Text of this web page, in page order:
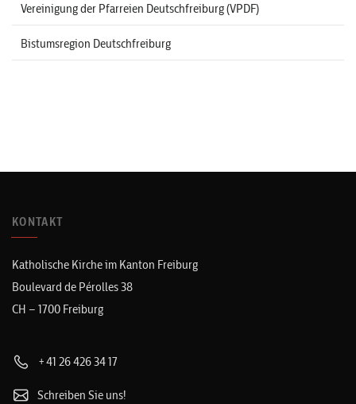
Vereinigung der Pfarreien Deutschfreiburg (VPDF)
Bistumsregion Deutschfreiburg
KONTAKT
Katholische Kirche im Kanton Freiburg
Boulevard de Pérolles 38
CH – 1700 Freiburg
+41 26 426 34 17
Schreiben Sie uns!